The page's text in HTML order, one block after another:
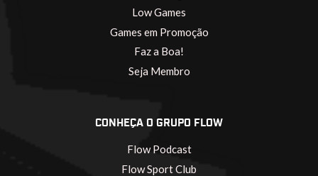
Low Games
Games em Promoção
Faz a Boa!
Seja Membro
CONHEÇA O GRUPO FLOW
Flow Podcast
Flow Sport Club